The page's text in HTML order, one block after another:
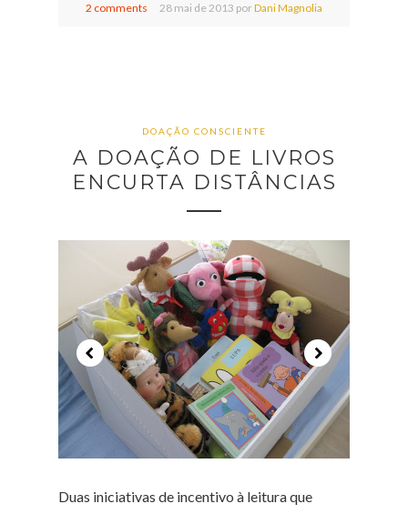
2 comments 28 mai de2013 porDani Magnolia
DOAÇÃO CONSCIENTE
A DOAÇÃO DE LIVROS
ENCURTA DISTÂNCIAS
Duas iniciativas de incentivo à leitura que